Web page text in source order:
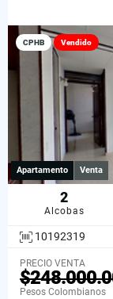
CPHB Vendido
Apartamento Venta
2
Alcobas
10192319
PRECIO VENTA
Pesos Colombianos